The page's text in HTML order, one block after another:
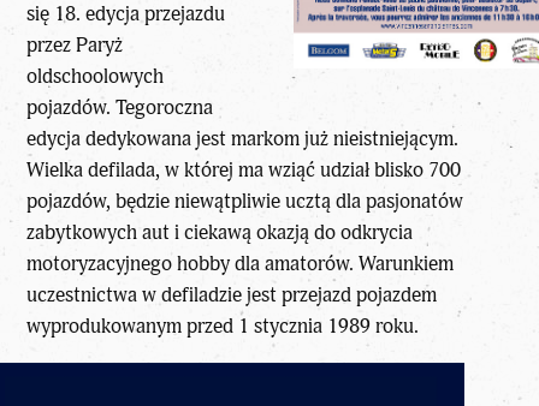
się 18. edycja przejazdu
przez Paryż
oldschoolowych
pojazdów. Tegoroczna
edycja dedykowana jest markom już nieistniejącym.
Wielka defilada, w której ma wziąć udział blisko 700
pojazdów, będzie niewątpliwie ucztą dla pasjonatów
zabytkowych aut i ciekawą okazją do odkrycia
motoryzacyjnego hobby dla amatorów. Warunkiem
uczestnictwa w defiladzie jest przejazd pojazdem
wyprodukowanym przed 1 stycznia 1989 roku.